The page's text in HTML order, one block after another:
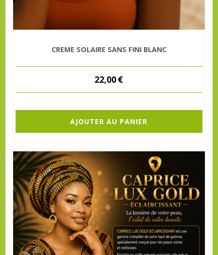
CREME SOLAIRE SANS FINI BLANC
22,00€
AJOUTER AU PANIER